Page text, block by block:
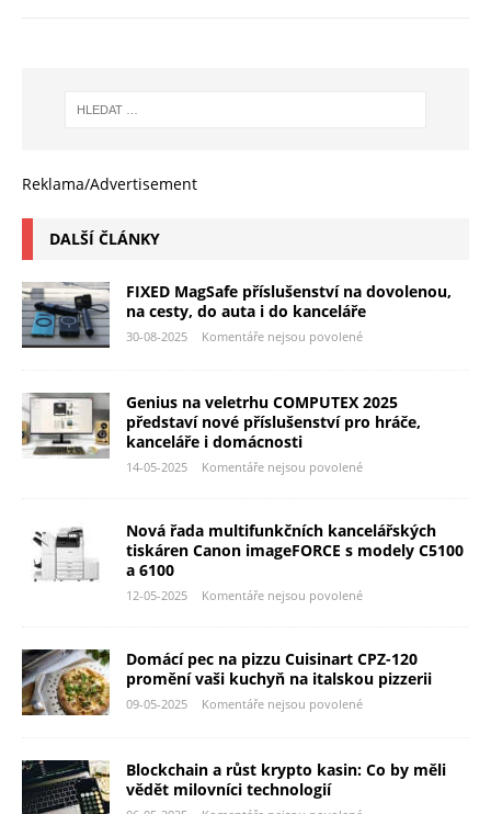
Reklama/Advertisement
DALŠÍ ČLÁNKY
FIXED MagSafe příslušenství na dovolenou,
na cesty, do auta i do kanceláře
30-08-2025 Komentáře nejsou povolené
Genius na veletrhu COMPUTEX 2025
představí nové příslušenství pro hráče,
kanceláře i domácnosti
14-05-2025 Komentáře nejsou povolené
Nová řada multifunkčních kancelářských
tiskáren Canon imageFORCE s modely C5100
a 6100
12-05-2025 Komentáře nejsou povolené
Domácí pec na pizzu Cuisinart CPZ-120
promění vaši kuchyň na italskou pizzerii
09-05-2025 Komentáře nejsou povolené
Blockchain a růst krypto kasin: Co by měli
vědět milovníci technologií